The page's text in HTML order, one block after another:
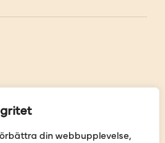
din webbupplevelse,